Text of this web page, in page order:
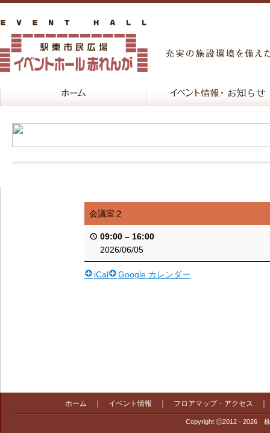
会議室２
09:00 – 16:00
2026/06/05
iCal Google カレンダー
ホーム イベント情報 フロアマップ・アクセス
Copyright Ⓒ2012 - 2026 株